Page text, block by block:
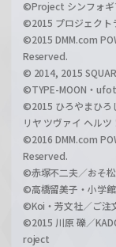
©Project シンフォギ
©2015 プロジェクト
©2015 DMM.com
Reserved.
© 2014, 2015
©TYPE-MOON・
©2015 ひろやまひろ
リヤ ツヴァイ ヘル
©2016 DMM.com
Reserved.
©赤塚不二夫／おそ
©高橋留美子・小学
©Koi・芳文社／ご注
©2015 川原 礫／
roject